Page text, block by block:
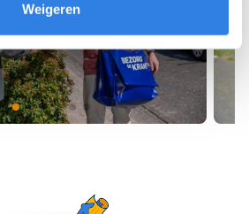
Weigeren